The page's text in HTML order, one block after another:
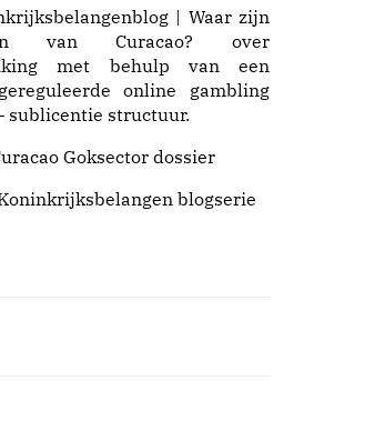
| Waar zijn
van Curacao? over
met behulp van een
online gambling
sublicentie structuur.
Goksector dossier
blogserie